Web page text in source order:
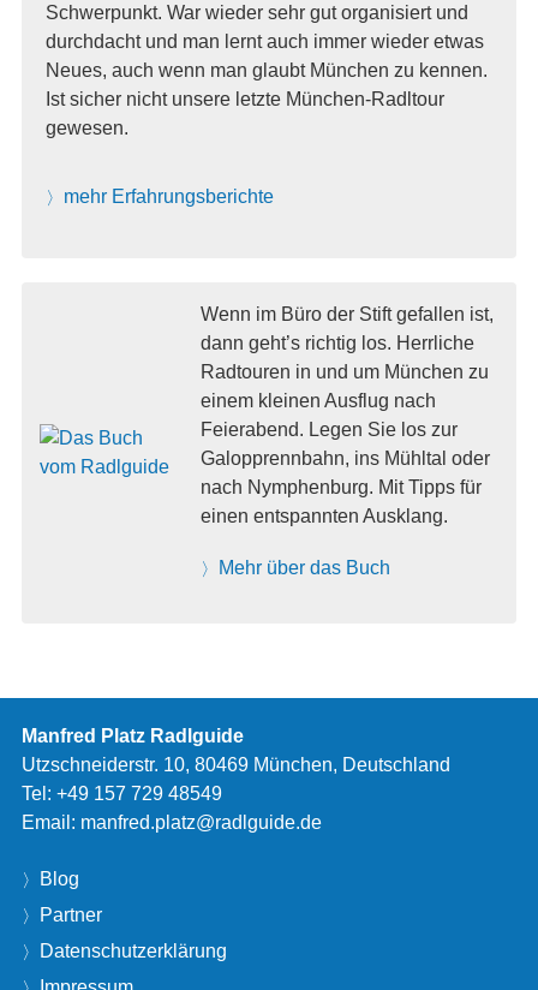
Schwerpunkt. War wieder sehr gut organisiert und
durchdacht und man lernt auch immer wieder etwas
Neues, auch wenn man glaubt München zu kennen.
Ist sicher nicht unsere letzte München-Radltour
gewesen.
mehr Erfahrungsberichte
Wenn im Büro der Stift gefallen ist,
dann geht’s richtig los. Herrliche
Radtouren in und um München zu
einem kleinen Ausflug nach
Feierabend. Legen Sie los zur
Galopprennbahn, ins Mühltal oder
nach Nymphenburg. Mit Tipps für
einen entspannten Ausklang.
Mehr über das Buch
Manfred Platz Radlguide
Utzschneiderstr. 10, 80469 München, Deutschland
Tel: +49 157 729 48549
Email: manfred.platz@radlguide.de
Blog
Partner
Datenschutzerklärung